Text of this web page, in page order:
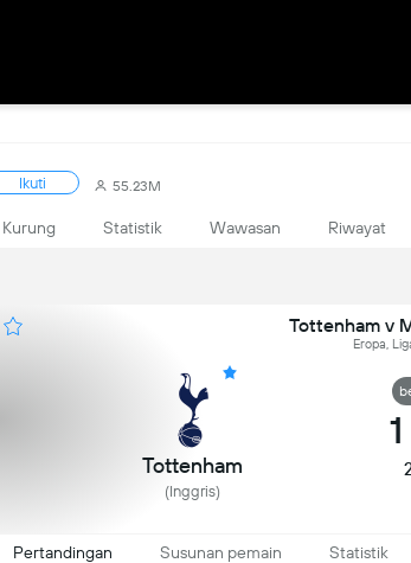
Ikuti 55.23M
Kurung Statistik Wawasan Riwayat
Tottenham v
Eropa,
Tottenham
(Inggris)
1
Pertandingan Susunan pemain Statistik